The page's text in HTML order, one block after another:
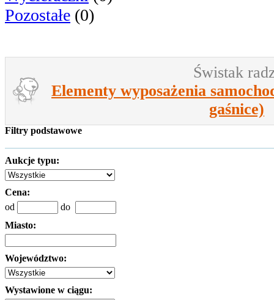
Pozostałe (0)
Świstak
Elementy wyposażenia
gaśnice)
Filtry podstawowe
Aukcje typu:
Cena:
od
do
Miasto:
Województwo:
Wystawione w ciągu: